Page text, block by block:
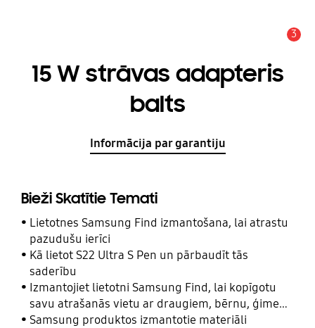
3
15 W strāvas adapteris
balts
Informācija par garantiju
Bieži Skatītie Temati
Lietotnes Samsung Find izmantošana, lai atrastu
pazudušu ierīci
Kā lietot S22 Ultra S Pen un pārbaudīt tās
saderību
Izmantojiet lietotni Samsung Find, lai kopīgotu
savu atrašanās vietu ar draugiem, bērnu, ģimeni
un citām kontaktpersonām
Samsung produktos izmantotie materiāli